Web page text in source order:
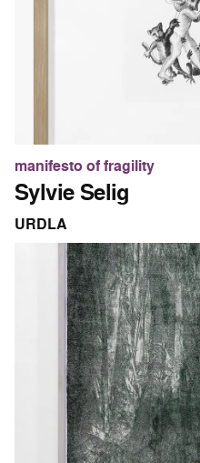
manifesto of fragility
Sylvie Selig
URDLA